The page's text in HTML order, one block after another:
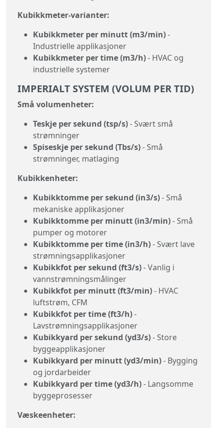
Kubikkmeter-varianter:
Kubikkmeter per minutt (m3/min)-
Industrielle applikasjoner
Kubikkmeter per time (m3/h)- HVAC og
industrielle systemer
IMPERIALT SYSTEM (VOLUM PER TID)
Små volumenheter:
Teskje per sekund (tsp/s)- Svært små
strømninger
Spiseskje per sekund (Tbs/s)- Små
strømninger, matlaging
Kubikkenheter:
Kubikktomme per sekund (in3/s)- Små
mekaniske applikasjoner
Kubikktomme per minutt (in3/min)- Små
pumper og motorer
Kubikktomme per time (in3/h)- Svært lave
strømningsapplikasjoner
Kubikkfot per sekund (ft3/s)- Vanlig i
vannstrømningsmålinger
Kubikkfot per minutt (ft3/min)- HVAC
luftstrøm, CFM
Kubikkfot per time (ft3/h)-
Lavstrømningsapplikasjoner
Kubikkyard per sekund (yd3/s)- Store
byggeapplikasjoner
Kubikkyard per minutt (yd3/min)- Bygging
og jordarbeider
Kubikkyard per time (yd3/h)- Langsomme
byggeprosesser
Væskeenheter: